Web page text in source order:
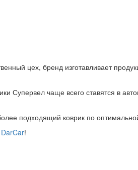
цех, бренд изготавливает
Супервел чаще всего ставятся в
подходящий коврик по
DarCar!